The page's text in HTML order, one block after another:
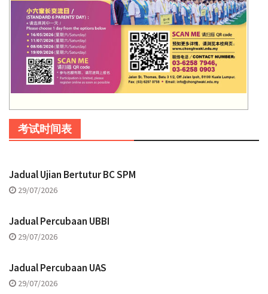
考试时间表
Jadual Ujian Bertutur BC SPM
29/07/2026
Jadual Percubaan UBBI
29/07/2026
Jadual Percubaan UAS
29/07/2026